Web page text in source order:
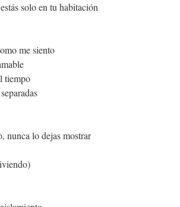
solo en tu habitación
me siento
tiempo
nunca lo dejas mostrar